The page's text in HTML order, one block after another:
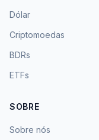
Dólar
Criptomoedas
BDRs
ETFs
SOBRE
Sobre nós